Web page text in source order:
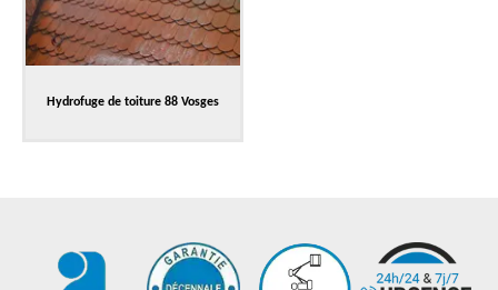
Hydrofuge de toiture 88 Vosges